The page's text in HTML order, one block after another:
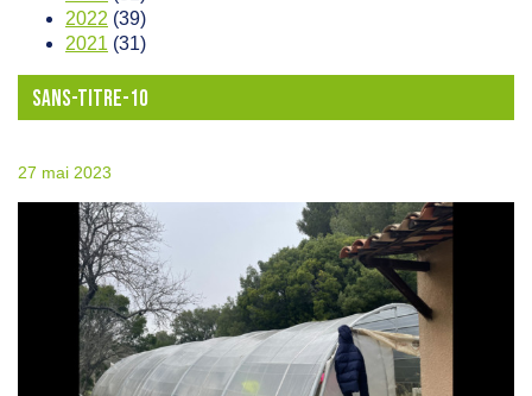
2022 (39)
2021 (31)
SANS-TITRE-10
27 mai 2023